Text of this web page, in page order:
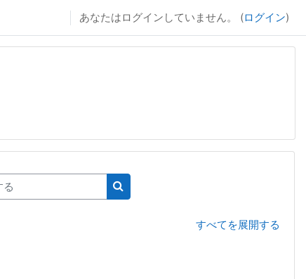
あなたはログインしていません。 (ログイン)
コースを検索する
すべてを展開する